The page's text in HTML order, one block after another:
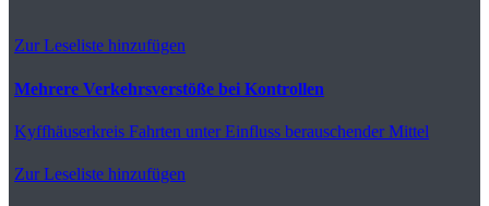
Zur Leseliste hinzufügen
Mehrere Verkehrsverstöße bei Kontrollen
Kyffhäuserkreis Fahrten unter Einfluss berauschender Mittel
Zur Leseliste hinzufügen